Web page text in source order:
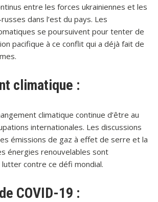
entre les forces ukrainiennes et les
dans l’est du pays. Les
se poursuivent pour tenter de
pacifique à ce conflit qui a déjà fait de
climatique :
climatique continue d’être au
internationales. Les discussions
émissions de gaz à effet de serre et la
énergies renouvelables sont
contre ce défi mondial.
COVID-19 :